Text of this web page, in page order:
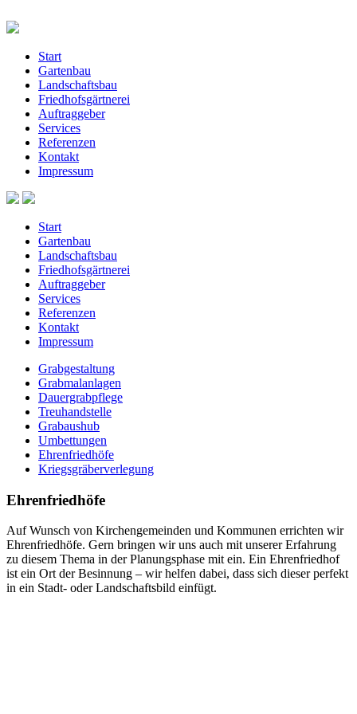
Start
Gartenbau
Landschaftsbau
Friedhofsgärtnerei
Auftraggeber
Services
Referenzen
Kontakt
Impressum
Start
Gartenbau
Landschaftsbau
Friedhofsgärtnerei
Auftraggeber
Services
Referenzen
Kontakt
Impressum
Grabgestaltung
Grabmalanlagen
Dauergrabpflege
Treuhandstelle
Grabaushub
Umbettungen
Ehrenfriedhöfe
Kriegsgräberverlegung
Ehrenfriedhöfe
Auf Wunsch von Kirchengemeinden und Kommunen errichten wir
Ehrenfriedhöfe. Gern bringen wir uns auch mit unserer Erfahrung
zu diesem Thema in der Planungsphase mit ein. Ein Ehrenfriedhof
ist ein Ort der Besinnung – wir helfen dabei, dass sich dieser perfekt
in ein Stadt- oder Landschaftsbild einfügt.